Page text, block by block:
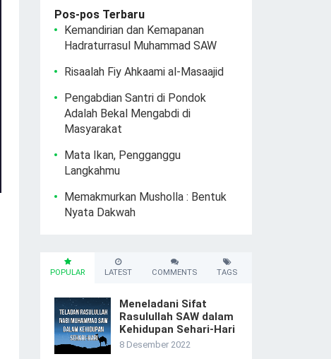
Pos-pos Terbaru
Kemandirian dan Kemapanan
Hadraturrasul Muhammad SAW
Risaalah Fiy Ahkaami al-Masaajid
Pengabdian Santri di Pondok
Adalah Bekal Mengabdi di
Masyarakat
Mata Ikan, Pengganggu
Langkahmu
Memakmurkan Musholla : Bentuk
Nyata Dakwah
POPULAR LATEST COMMENTS TAGS
Meneladani Sifat
Rasulullah SAW dalam
Kehidupan Sehari-Hari
8 Desember 2022